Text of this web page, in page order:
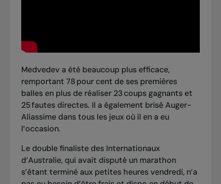
Medvedev a été beaucoup plus efficace,
remportant 78 pour cent de ses premières
balles en plus de réaliser 23 coups gagnants et
25 fautes directes. Il a également brisé Auger-
Aliassime dans tous les jeux où il en a eu
l’occasion.
Le double finaliste des Internationaux
d’Australie, qui avait disputé un marathon
s’étant terminé aux petites heures vendredi, n’a